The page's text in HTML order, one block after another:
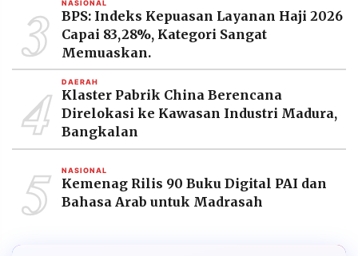
3 NASIONAL
BPS: Indeks Kepuasan Layanan Haji 2026
Capai 83,28%, Kategori Sangat
Memuaskan.
4 DAERAH
Klaster Pabrik China Berencana
Direlokasi ke Kawasan Industri Madura,
Bangkalan
5 NASIONAL
Kemenag Rilis 90 Buku Digital PAI dan
Bahasa Arab untuk Madrasah